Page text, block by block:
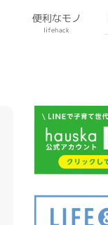
便利なモノ
lifehack